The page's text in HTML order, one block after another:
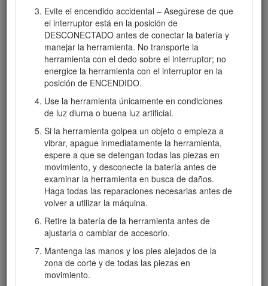
Evite el encendido accidental – Asegúrese de que
el interruptor está en la posición de
DESCONECTADO antes de conectar la batería y
manejar la herramienta. No transporte la
herramienta con el dedo sobre el interruptor; no
energice la herramienta con el interruptor en la
posición de ENCENDIDO.
Use la herramienta únicamente en condiciones
de luz diurna o buena luz artificial.
Si la herramienta golpea un objeto o empieza a
vibrar, apague inmediatamente la herramienta,
espere a que se detengan todas las piezas en
movimiento, y desconecte la batería antes de
examinar la herramienta en busca de daños.
Haga todas las reparaciones necesarias antes de
volver a utilizar la máquina.
Retire la batería de la herramienta antes de
ajustarla o cambiar de accesorio.
Mantenga las manos y los pies alejados de la
zona de corte y de todas las piezas en
movimiento.
Advertencia de la Propuesta 65
El cable eléctrico de este producto contiene plomo, que
el Estado de California sabe que causa defectos
congénitos u otros peligros para la reproducción.
Lávese las manos después de manejar el material.
El uso de este producto puede provocar la exposición a
considera causantes de cáncer, defectos congénitos u
otros trastornos del sistema reproductor.
Seguridad
INSTRUCCIONES
DE SEGURIDAD
IMPORTANTES